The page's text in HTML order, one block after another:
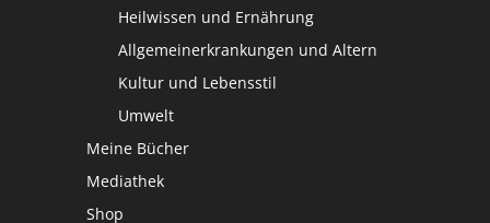
Heilwissen und Ernährung
Allgemeinerkrankungen und Altern
Kultur und Lebensstil
Umwelt
Meine Bücher
Mediathek
Shop